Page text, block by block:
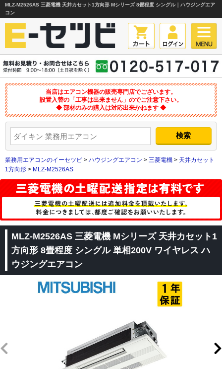
MLZ-M2526AS 三菱電機 天井カセット1方向形 Mシリーズ 8畳程度 シングル｜ハウジングエア
コン
当店はエアコン機器の販売専門店でございます。
設置入替の「工事は出来ません」のでご注意下さい。
◆ 部材のみの購入は対応出来かねます ◆
業務用エアコンのイーセツビ > ハウジングエアコン > 三菱電機 > 天井カセット
1方向形 > MLZ-M2526AS
MLZ-M2526AS 三菱電機 Mシリーズ 天井カセット1
方向形 8畳程度 シングル 単相200V ワイヤレス ハ
ウジングエアコン